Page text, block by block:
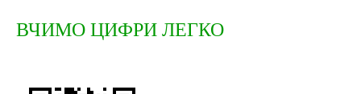
ВЧИМО ЦИФРИ ЛЕГКО